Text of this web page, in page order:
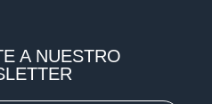
A NUESTRO